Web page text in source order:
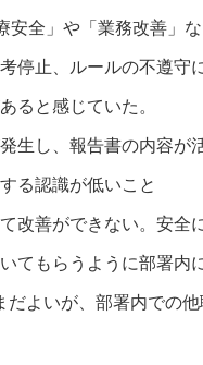
安全」や「業務改善」
停止、ルールの不遵
ると感じていた。
生し、報告書の内容が
る認識が低いこと
改善ができない。安全
てもらうように部署
よいが、部署内での他